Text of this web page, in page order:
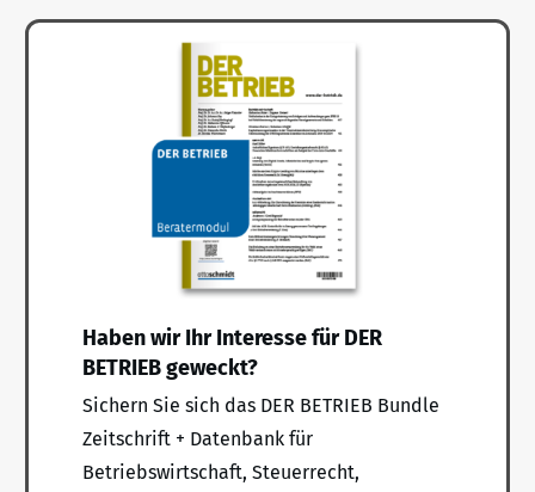
Haben wir Ihr Interesse für DER
BETRIEB geweckt?
Sichern Sie sich das DER BETRIEB Bundle
Zeitschrift + Datenbank für
Betriebswirtschaft, Steuerrecht,